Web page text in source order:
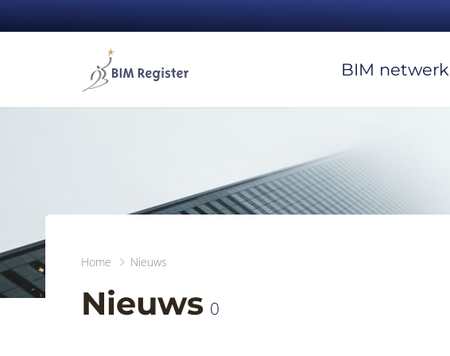
Home Nieuws
Nieuws 0
BIM netwerk